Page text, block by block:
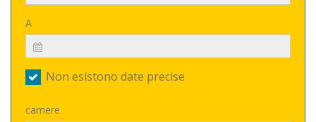
A
Non esistono date precise
camere